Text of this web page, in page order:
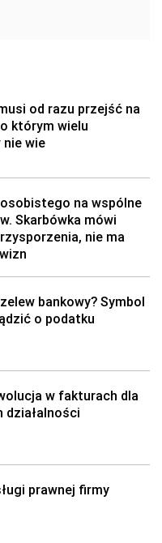
od razu przejść na
którym wielu
wie
na wspólne
Skarbówka mówi
nie ma
bankowy? Symbol
o podatku
w fakturach dla
działalności
prawnej firmy